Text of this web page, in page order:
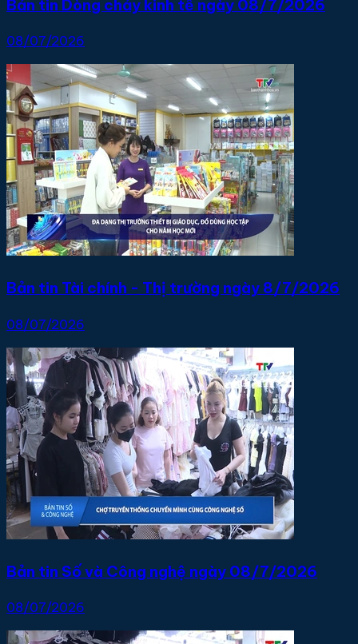
Bản tin Dòng chảy kinh tế ngày 08/7/2026
08/07/2026
Bản tin Tài chính - Thị trường ngày 8/7/2026
08/07/2026
Bản tin Số và Công nghệ ngày 08/7/2026
08/07/2026